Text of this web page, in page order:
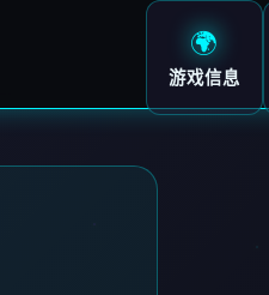
🌍
游戏信息